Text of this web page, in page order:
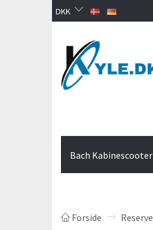
DKK
Bach Kabinescooter
Forside